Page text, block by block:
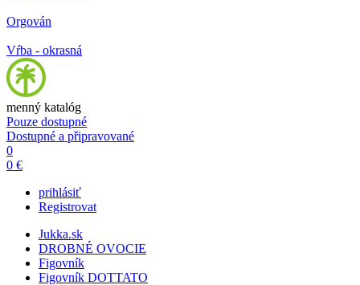
Orgován
Vŕba - okrasná
menný katalóg
Pouze dostupné
Dostupné a připravované
0
0 €
prihlásiť
Registrovat
Jukka.sk
DROBNÉ OVOCIE
Figovník
Figovník DOTTATO